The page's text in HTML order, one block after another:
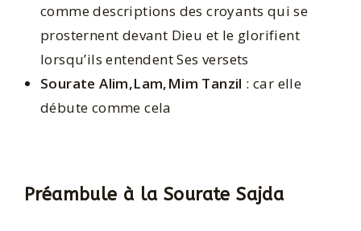
comme descriptions des croyants qui se
prosternent devant Dieu et le glorifient
lorsqu’ils entendent Ses versets
Sourate Alim,Lam,Mim Tanzil : car elle
débute comme cela
Préambule à la Sourate Sajda